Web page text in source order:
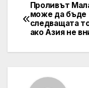
Post
Проливът
може да бъде
следващата
ако Азия не